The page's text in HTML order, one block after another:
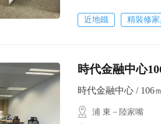
近地鐵 精裝修
時代金融中心
時代金融中心 / 106
浦 東－陸家嘴